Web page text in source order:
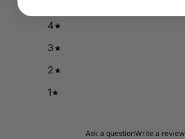
4
3
2
1
Ask a questionWrite a review